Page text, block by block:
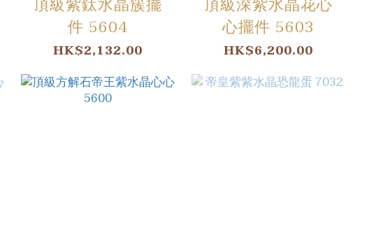
頂級紫鈦水晶簇擺
件 5604
HK$2,132.00
頂級深紫水晶花心
心擺件 5603
HK$6,200.00